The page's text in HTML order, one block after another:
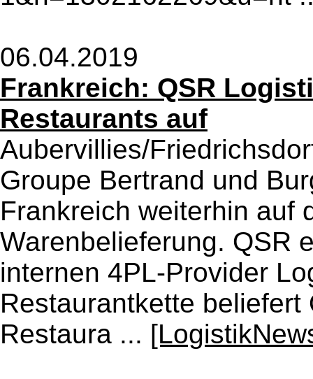
06.04.2019
Frankreich: QSR
Restaurants auf
Aubervillies/
Groupe Bertrand und
Frankreich weiterhin auf
Warenbelieferung. QSR
internen 4PL-Provider
Restaurantkette
Restaura ...